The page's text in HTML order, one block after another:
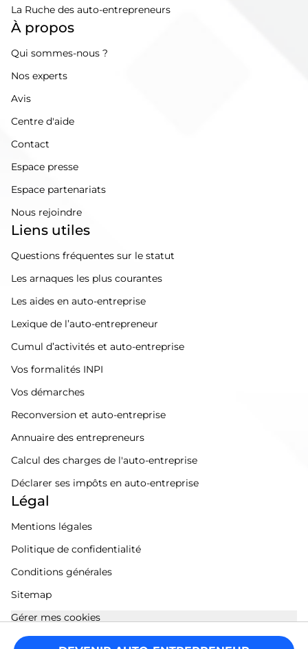
La Ruche des auto-entrepreneurs
À propos
Qui sommes-nous ?
Nos experts
Avis
Centre d'aide
Contact
Espace presse
Espace partenariats
Nous rejoindre
Liens utiles
Questions fréquentes sur le statut
Les arnaques les plus courantes
Les aides en auto-entreprise
Lexique de l’auto-entrepreneur
Cumul d’activités et auto-entreprise
Vos formalités INPI
Vos démarches
Reconversion et auto-entreprise
Annuaire des entrepreneurs
Calcul des charges de l'auto-entreprise
Déclarer ses impôts en auto-entreprise
Légal
Mentions légales
Politique de confidentialité
Conditions générales
Sitemap
Gérer mes cookies